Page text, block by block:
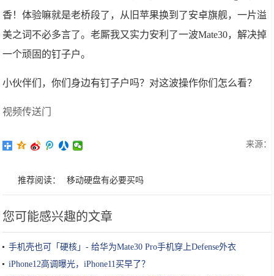
香！体验嘛就是老桥段了，从旧苹果换到了安卓旗舰，一片溢
美之词不必多言了。老厮我又实力安利了一波Mate30，解决掉
一个顽固的钉子户。
小伙伴们，你们身边有钉子户吗？对这波操作你们怎么看？
视频传送门
来源：
推荐阅读： 移动硬盘有必要买吗
您可能感兴趣的文章
手机壳也可「硬核」- 给华为Mate30 Pro手机穿上Defense外衣
iPhone12高调曝光，iPhone11买早了？